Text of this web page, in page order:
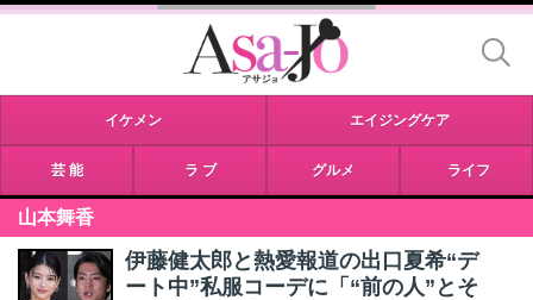
イケメン エイジングケア
芸 能 ラ ブ グルメ ライフ
山本舞香
伊藤健太郎と熱愛報道の出口夏希“デ
ート中”私服コーデに「“前の人”とそ